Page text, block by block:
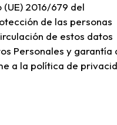
2016/679 del
de las personas
de estos datos
Personales y garantía
a la política de